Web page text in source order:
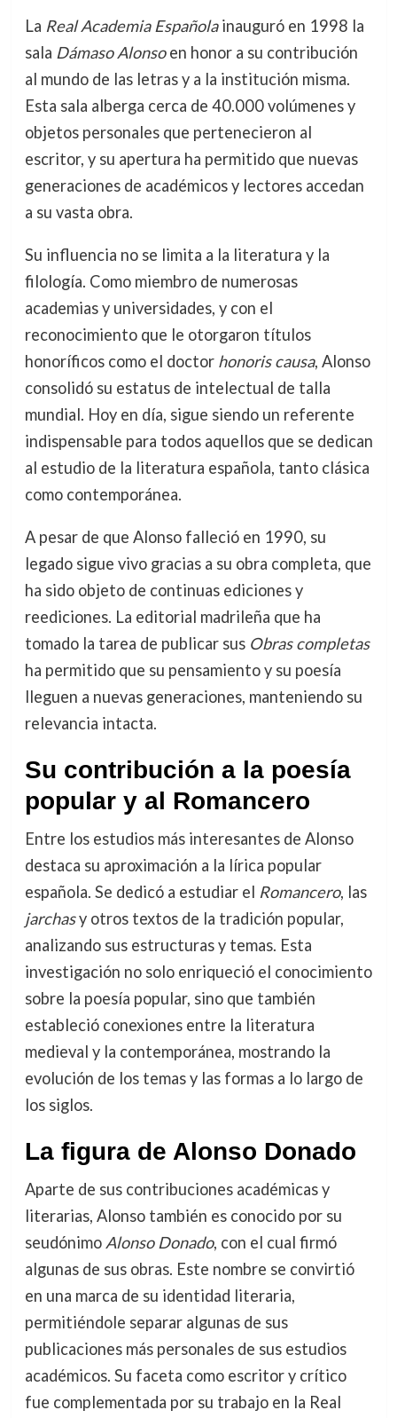
La Real Academia Españolainauguró en 1998 la
sala Dámaso Alonsoen honor a su contribución
al mundo de las letras y a la institución misma.
Esta sala alberga cerca de 40.000 volúmenes y
objetos personales que pertenecieron al
escritor, y su apertura ha permitido que nuevas
generaciones de académicos y lectores accedan
a su vasta obra.
Su influencia no se limita a la literatura y la
filología. Como miembro de numerosas
academias y universidades, y con el
reconocimiento que le otorgaron títulos
honoríficos como el doctor honoris causa, Alonso
consolidó su estatus de intelectual de talla
mundial. Hoy en día, sigue siendo un referente
indispensable para todos aquellos que se dedican
al estudio de la literatura española, tanto clásica
como contemporánea.
A pesar de que Alonso falleció en 1990, su
legado sigue vivo gracias a su obra completa, que
ha sido objeto de continuas ediciones y
reediciones. La editorial madrileña que ha
tomado la tarea de publicar sus Obras completas
ha permitido que su pensamiento y su poesía
lleguen a nuevas generaciones, manteniendo su
relevancia intacta.
Su contribución a la poesía
popular y al Romancero
Entre los estudios más interesantes de Alonso
destaca su aproximación a la lírica popular
española. Se dedicó a estudiar el Romancero, las
jarchasy otros textos de la tradición popular,
analizando sus estructuras y temas. Esta
investigación no solo enriqueció el conocimiento
sobre la poesía popular, sino que también
estableció conexiones entre la literatura
medieval y la contemporánea, mostrando la
evolución de los temas y las formas a lo largo de
los siglos.
La figura de Alonso Donado
Aparte de sus contribuciones académicas y
literarias, Alonso también es conocido por su
seudónimo Alonso Donado, con el cual firmó
algunas de sus obras. Este nombre se convirtió
en una marca de su identidad literaria,
permitiéndole separar algunas de sus
publicaciones más personales de sus estudios
académicos. Su faceta como escritor y crítico
fue complementada por su trabajo en la Real